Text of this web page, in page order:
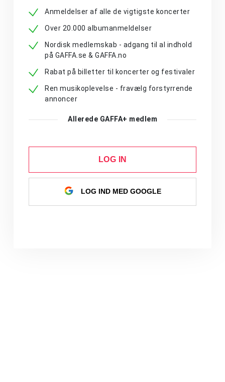
Anmeldelser af alle de vigtigste koncerter
Over 20.000 albumanmeldelser
Nordisk medlemskab - adgang til al indhold
på GAFFA.se & GAFFA.no
Rabat på billetter til koncerter og festivaler
Ren musikoplevelse - fravælg forstyrrende
annoncer
Allerede GAFFA+ medlem
LOG IN
LOG IND MED GOOGLE